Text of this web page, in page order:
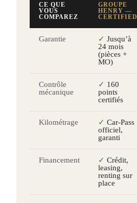
CE QUE
VOUS
COMPAREZ
GROUPE
HENRY —
CERTIFIED
Garantie ✓ Jusqu’à
24 mois
(pièces +
MO)
Contrôle
mécanique
✓ 160
points
certifiés
Kilométrage ✓ Car-Pass
officiel,
garanti
Financement ✓ Crédit,
leasing,
renting sur
place